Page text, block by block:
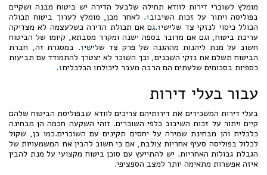
מומלץ לשוכרי דירות לוודא תחילה שלבעל הדירה יש ביטוח מבנה ושקיים
בפוליסה ויתור על זכות השיבוב1. לאחר מכן, מומלץ לערוך ביטוח תכולה
הכולל כיסוי לנזקי צד שלישי1.גם אם תכולת הדירה כשלעצמה לא מצדיקה
עריכת ביטוח, וגם אם מדובר בספה ישנה ומקרר מסבתא, קיומו של הביטוח
חשוב על מנת ליהנות מההגנה של פרק צד שלישי1. במסגרת זה, חברת
הביטוח תשלם את נזקי השכנים, וכך השוכר לא יצטרך להתמודד עם תביעות
כספיות בסכומים שלעתים הם הרבה מעבר ליכולתו הכלכלית1
.
עבור בעלי דירות
בעלי דירות המשכירים את דירותיהם צריכים לוודא שבפוליסת הביטוח שלהם
קיים ויתור על זכות השיבוב כלפי השוכרים. זוהי השקעה חכמה הן מבחינה
כלכלית והן מבחינת שמירה על יחסים תקינים עם השוכרים.כמו כן, שקול
לכלול בפוליסה סעיף אחריות צולבת, אם כי חשוב להבין את המשמעויות של
הגבלת גבולות האחריות. יש להתייעץ עם סוכן ביטוח מקצועי על מנת להבין
איזה אפשרות מתאימה יותר למצב הספציפי.